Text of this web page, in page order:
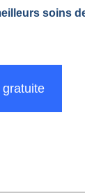
soins